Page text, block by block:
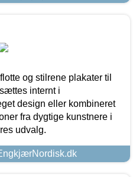
og stilrene plakater til
internt i
design eller kombineret
fra dygtige kunstnere i
udvalg.